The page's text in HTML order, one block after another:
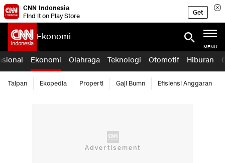
CNN Indonesia
Find it on Play Store
Get
Ekonomi
MENU
Ekonomi Olahraga Teknologi Otomotif Hiburan
Taipan Ekopedia Properti Gaji Bumn Efisiensi Anggaran